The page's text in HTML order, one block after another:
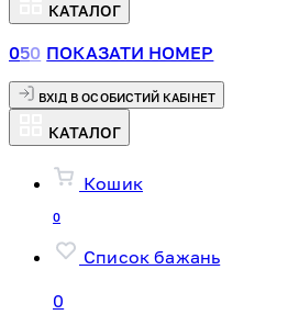
КАТАЛОГ
050 ПОКАЗАТИ НОМЕР
ВХІД В ОСОБИСТИЙ КАБІНЕТ
КАТАЛОГ
Кошик
0
Список бажань
0